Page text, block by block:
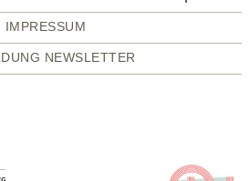
IMPRESSUM
NEWSLETTER